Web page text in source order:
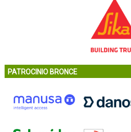
PATROCINIO BRONCE